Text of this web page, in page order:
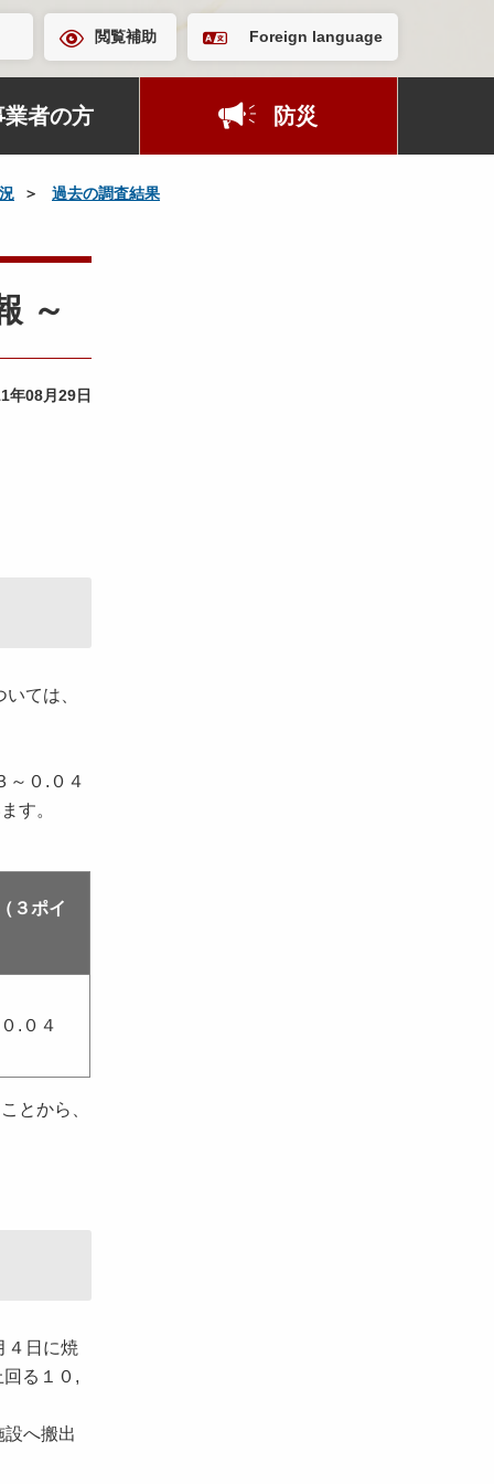
閲覧補助 Foreign language
業者の方 防災
過去の調査結果
～
年08月29日
ては、
～０.０４
す。
３ポイ
.０４
とから、
４日に焼
る１０,
へ搬出